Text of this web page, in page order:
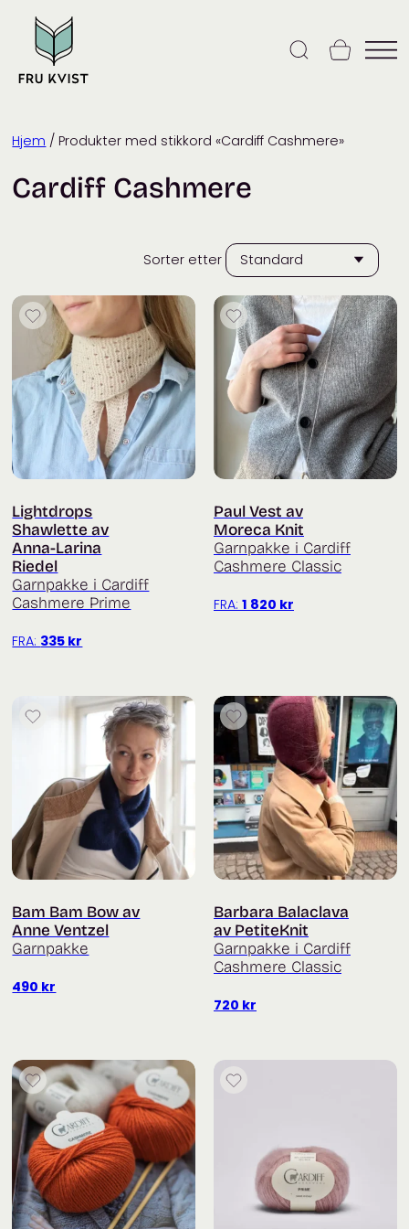
content
Hjem / Produkter med stikkord «Cardiff Cashmere»
Cardiff Cashmere
Sorter etter
Lightdrops
Shawlette av
Anna-Larina
Riedel
Garnpakke i Cardiff
Cashmere Prime
FRA: 335 kr
Paul Vest av
Moreca Knit
Garnpakke i Cardiff
Cashmere Classic
FRA: 1 820 kr
Bam Bam Bow av
Anne Ventzel
Garnpakke
490 kr
Barbara Balaclava
av PetiteKnit
Garnpakke i Cardiff
Cashmere Classic
720 kr